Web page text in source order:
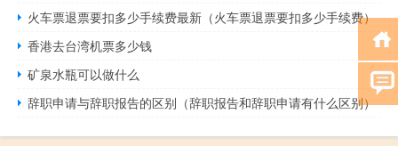
火车票退票要扣多少手续费最新（火车票退票要扣多少手续费）
香港去台湾机票多少钱
矿泉水瓶可以做什么
辞职申请与辞职报告的区别（辞职报告和辞职申请有什么区别）